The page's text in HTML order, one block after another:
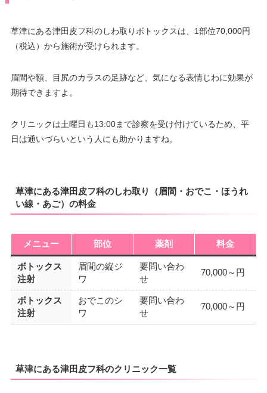
草津にある津田皮フ科のしわ取りボトックスは、1部位70,000円
（税込）から施術が受けられます。
眉間や額、目尻のカラスの足跡など、気になる表情じわに効果が
期待できますよ。
クリニックは土曜日も13:00まで診察を受け付けているため、平
日は通いづらいという人にも助かりますね。
草津にある津田皮フ科のしわ取り（眉間・おでこ・ほうれ
い線・あご）の料金
メニュー 部位 薬剤 料金
ボトックス
注射
眉間の縦ジ
ワ
要問い合わ
せ
70,000～円
ボトックス
注射
おでこのシ
ワ
要問い合わ
せ
70,000～円
草津にある津田皮フ科のクリニック一覧